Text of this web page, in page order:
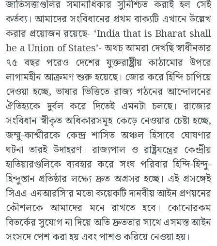
জাতিসত্তাগুলির সমানাধিকার সুনিশ্চিত করাই হল সেই
কর্তব্য। আমাদের সংবিধানের প্রথম বাক্যটি এখানে উল্লেখ
করার প্রয়োজন রয়েছে- ‘India that is Bharat shall
be a Union of States’- অথচ আমরা দেখছি স্বাধীনতার
৭৫ বছর পরেও দেশের যুক্তরাষ্ট্রীয় কাঠামোর উপরে
লাগামহীন আক্রমণ শুরু হয়েছে। জোর করে হিন্দি চাপিয়ে
দেওয়া হচ্ছে, ভাষার ভিত্তিতে রাজ্য গঠনের আন্দোলনের
ঐতিহ্যকে দুর্বল করে দিতেই এমনটা চলছে। রাজ্যের
সংবিধান স্বীকৃত অধিকারসমূহ কেড়ে নেওয়ার চেষ্টা হচ্ছে,
জম্মু-কাশ্মীরকে কেন্দ্র শাসিত অঞ্চল হিসাবে ঘোষণার
ঘটনা তারই উদাহরণ। রাজ্যপাল ও রাষ্ট্রযন্ত্রের কেন্দ্রীয়
হাতিয়ারগুলিকে ব্যবহার করে সংঘ পরিবার হিন্দি-হিন্দু-
হিন্দুস্তান প্রতিষ্ঠার লক্ষ্যে দ্রুত অগ্রসর হচ্ছে। এই প্রসঙ্গেই
সিএএ-এনআরসি’র মতো কয়েকটি দানবীয় আইন প্রণয়নের
কৌশলকে আমাদের মনে রাখতে হবে। কোনোরকম
বিতর্কের সুযোগ না দিয়ে অতি দ্রুততার সাথে এসমস্ত আইন
সংসদে পেশ করা হয় এবং পাশও করিয়ে নেওয়া হয়।